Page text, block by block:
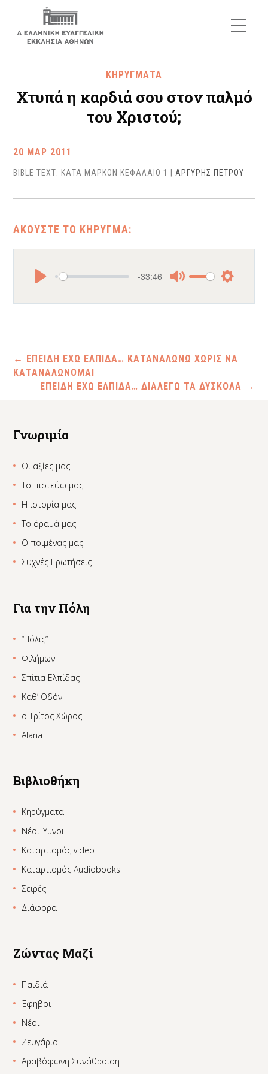
ΚΗΡΥΓΜΑΤΑ
Χτυπά η καρδιά σου στον παλμό
του Χριστού;
20 ΜΑΡ 2011
BIBLE TEXT: ΚΑΤΑ ΜΑΡΚΟΝ ΚΕΦΑΛΑΙΟ 1 ΑΡΓΥΡΗΣ ΠΕΤΡΟΥ
-33:46
← ΕΠΕΙΔΗ ΕΧΩ ΕΛΠΙΔΑ… ΚΑΤΑΝΑΛΩΝΩ ΧΩΡΙΣ ΝΑ
ΚΑΤΑΝΑΛΩΝΟΜΑΙ
ΕΠΕΙΔΗ ΕΧΩ ΕΛΠΙΔΑ… ΔΙΑΛΕΓΩ ΤΑ ΔΥΣΚΟΛΑ →
Γνωριμία
Οι αξίες μας
Το πιστεύω μας
Η ιστορία μας
Το όραμά μας
Ο ποιμένας μας
Συχνές Ερωτήσεις
Για την Πόλη
“Πόλις”
Φιλήμων
Σπίτια Ελπίδας
Καθ’ Οδόν
ο Τρίτος Χώρος
Alana
Βιβλιοθήκη
Κηρύγματα
Νέοι Ύμνοι
Καταρτισμός video
Καταρτισμός Audiobooks
Σειρές
Διάφορα
Ζώντας Μαζί
Παιδιά
Έφηβοι
Νέοι
Ζευγάρια
Αραβόφωνη Συνάθροιση